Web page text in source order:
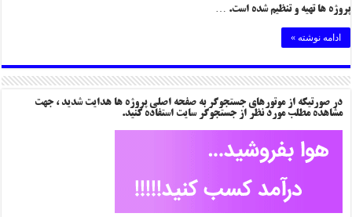
پروژه ها تهیه و تنظیم شده است. …
ادامه نوشته »
در صورتیکه از موتورهای جستجوگر به صفحه اصلی پروژه ها هدایت شدید ، جهت
مشاهده مطلب مورد نظر از جستجوگر سایت استفاده کنید.